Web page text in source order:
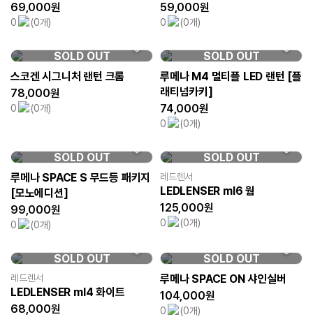
69,000원
0 (0개)
59,000원
0 (0개)
SOLD OUT
스코겐 시그니처 랜턴 크롬
78,000원
0 (0개)
SOLD OUT
루메나 M4 멀티플 LED 랜턴 [플
래티넘카키]
74,000원
0 (0개)
SOLD OUT
루메나 SPACE S 무드등 패키지
[모노에디션]
99,000원
0 (0개)
SOLD OUT
레드렌서
LEDLENSER ml6 웜
125,000원
0 (0개)
SOLD OUT
레드렌서
LEDLENSER ml4 화이트
68,000원
SOLD OUT
루메나 SPACE ON 샤인실버
104,000원
0 (0개)